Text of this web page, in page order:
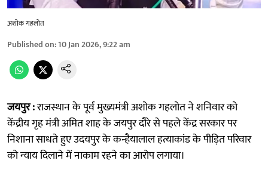
अशोक गहलोत
Published on:10 Jan 2026, 9:22 am
जयपुर :राजस्थान के पूर्व मुख्यमंत्री अशोक गहलोत ने शनिवार को
केंद्रीय गृह मंत्री अमित शाह के जयपुर दौरे से पहले केंद्र सरकार पर
निशाना साधते हुए उदयपुर के कन्हैयालाल हत्याकांड के पीड़ित परिवार
को न्याय दिलाने में नाकाम रहने का आरोप लगाया।